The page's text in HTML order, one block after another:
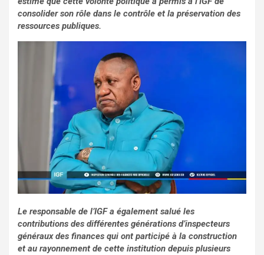
consolider son rôle dans le contrôle et la préservation des
ressources publiques.
Le responsable de l’IGF a également salué les
contributions des différentes générations d’inspecteurs
généraux des finances qui ont participé à la construction
et au rayonnement de cette institution depuis plusieurs